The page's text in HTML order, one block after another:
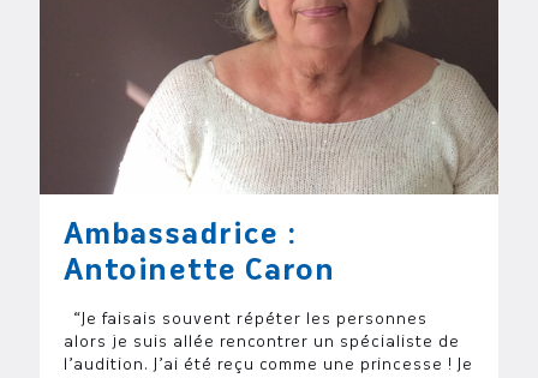
Ambassadrice :
Antoinette Caron
“Je faisais souvent répéter les personnes
alors je suis allée rencontrer un spécialiste de
l’audition. J’ai été reçu comme une princesse ! Je